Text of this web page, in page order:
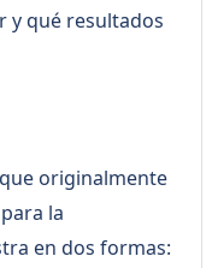
y qué resultados
originalmente
la
en dos formas: